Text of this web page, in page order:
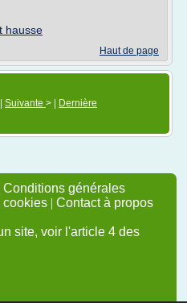
hausse
Haut de page
Suivante > |
Dernière
Conditions générales
cookies | Contact à propos
site, voir l'article 4 des